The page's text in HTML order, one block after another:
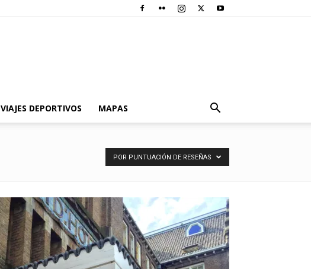
VIAJES DEPORTIVOS MAPAS
POR PUNTUACIÓN DE RESEÑAS